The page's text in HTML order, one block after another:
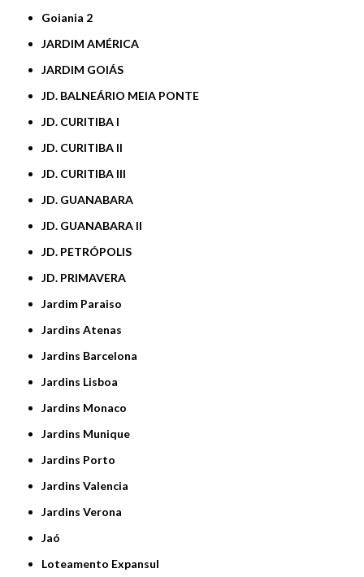
Goiania 2
JARDIM AMÉRICA
JARDIM GOIÁS
JD. BALNEÁRIO MEIA PONTE
JD. CURITIBA I
JD. CURITIBA II
JD. CURITIBA III
JD. GUANABARA
JD. GUANABARA II
JD. PETRÓPOLIS
JD. PRIMAVERA
Jardim Paraiso
Jardins Atenas
Jardins Barcelona
Jardins Lisboa
Jardins Monaco
Jardins Munique
Jardins Porto
Jardins Valencia
Jardins Verona
Jaó
Loteamento Expansul